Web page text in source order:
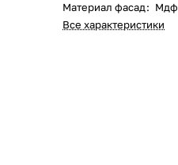
Материал фасад: Мдф
Все характеристики